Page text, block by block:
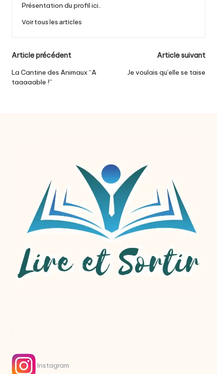
Présentation du profil ici..
Voir tous les articles
Post
navigation
Article précédent
La Cantine des Animaux “A
taaaaable !”
Article suivant
Je voulais qu’elle se taise
.
Instagram